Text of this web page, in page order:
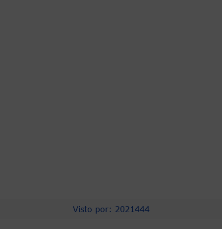
Visto por: 2021444